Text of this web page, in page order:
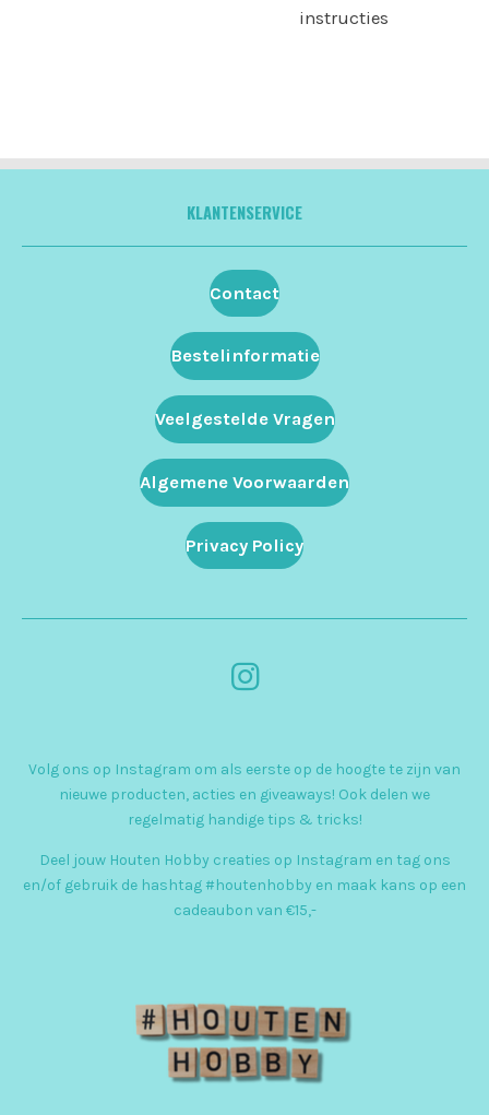
instructies
KLANTENSERVICE
Contact
Bestelinformatie
Veelgestelde Vragen
Algemene Voorwaarden
Privacy Policy
I
t
a
g
r
a
Volg ons op Instagram om als eerste op de hoogte te zijn van
nieuwe producten, acties en giveaways! Ook delen we
regelmatig handige tips & tricks!
Deel jouw Houten Hobby creaties op Instagram en tag ons
en/of gebruik de hashtag #houtenhobby en maak kans op een
cadeaubon van €15,-